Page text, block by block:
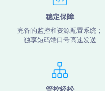
稳定保障
完备的监控和资源配置系统；
独享短码端口号高速发送